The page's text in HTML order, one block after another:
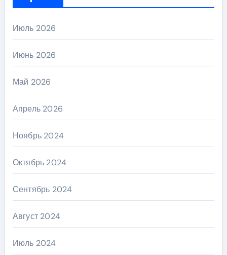
Июль 2026
Июнь 2026
Май 2026
Апрель 2026
Ноябрь 2024
Октябрь 2024
Сентябрь 2024
Август 2024
Июль 2024